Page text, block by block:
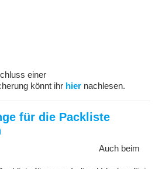
einer
könnt ihr hier nachlesen.
für die Packliste
Auch beim